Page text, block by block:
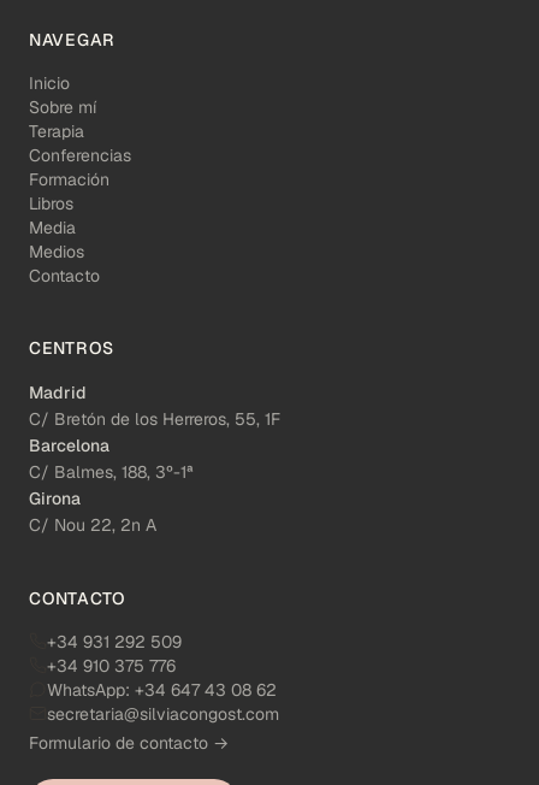
NAVEGAR
Inicio
Sobre mí
Terapia
Conferencias
Formación
Libros
Media
Medios
Contacto
CENTROS
Madrid
C/ Bretón de los Herreros, 55, 1F
Barcelona
C/ Balmes, 188, 3º-1ª
Girona
C/ Nou 22, 2n A
CONTACTO
+34 931 292 509
+34 910 375 776
WhatsApp: +34 647 43 08 62
secretaria@silviacongost.com
Formulario de contacto →